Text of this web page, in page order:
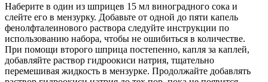
Наберите в один из шприцев 15 мл виноградного сока и
слейте его в мензурку. Добавьте от одной до пяти капель
фенолфталеинового раствора следуйте инструкции по
использованию набора, чтобы не ошибиться в количестве.
При помощи второго шприца постепенно, капля за каплей,
добавляйте раствор гидроокиси натрия, тщательно
перемешивая жидкость в мензурке. Продолжайте добавлять